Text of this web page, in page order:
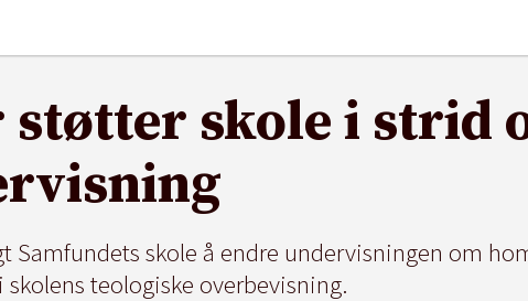
skole i strid
Samfundets skole å endre undervisningen om
teologiske overbevisning.